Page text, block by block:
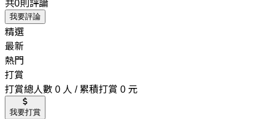
共0則評論
我要評論
精選
最新
熱門
打賞
打賞總人數 0 人 / 累積打賞 0 元
我要打賞